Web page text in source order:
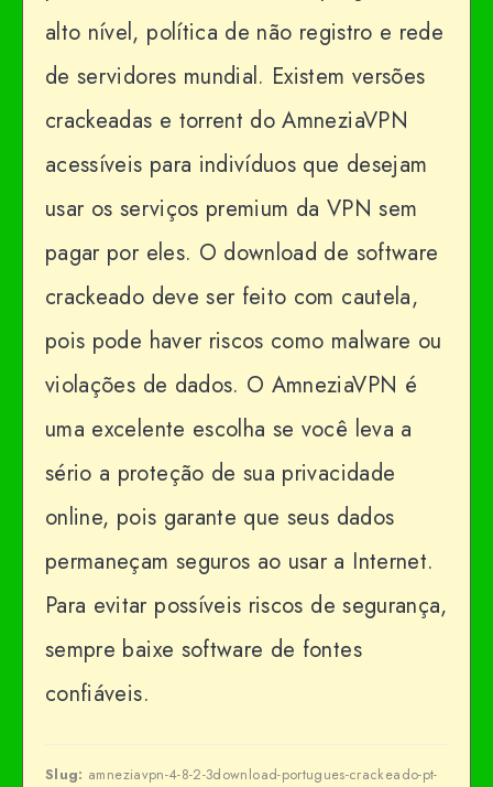
alto nível, política de não registro e rede
de servidores mundial. Existem versões
crackeadas e torrent do AmneziaVPN
acessíveis para indivíduos que desejam
usar os serviços premium da VPN sem
pagar por eles. O download de software
crackeado deve ser feito com cautela,
pois pode haver riscos como malware ou
violações de dados. O AmneziaVPN é
uma excelente escolha se você leva a
sério a proteção de sua privacidade
online, pois garante que seus dados
permaneçam seguros ao usar a Internet.
Para evitar possíveis riscos de segurança,
sempre baixe software de fontes
confiáveis.
Slug: amneziavpn-4-8-2-3download-portugues-crackeado-pt-